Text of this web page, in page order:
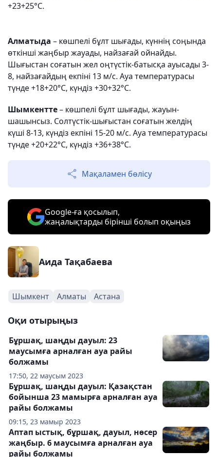
+23+25°С.
Алматыда – көшпелі бұлт шығады, күннің соңында
өткінші жаңбыр жауады, найзағай ойнайды.
Шығыстан соғатын жел оңтүстік-батысқа ауысады 3-
8, найзағайдың екпіні 13 м/с. Ауа температурасы
түнде +18+20°С, күндіз +30+32°С.
Шымкентте– көшпелі бұлт шығады, жауын-
шашынсыз. Солтүстік-шығыстан соғатын желдің
күші 8-13, күндіз екпіні 15-20 м/с. Ауа температурасы
түнде +20+22°С, күндіз +36+38°С.
Мақаламен бөлісу
Google-ға қосылып,
жаңалықтарды бірінші болып оқыңыз
Аида Тақабаева
Шымкент Алматы Астана
Оқи отырыңыз
17:50, 22 маусым 2023
Бұршақ, шаңды дауыл: 23
маусымға арналған ауа райы
болжамы
09:15, 23 мамыр 2023
Бұршақ, шаңды дауыл: Қазақстан
бойынша 23 мамырға арналған ауа
райы болжамы
Аптап ыстық, бұршақ, дауыл, нөсер
жаңбыр. 6 маусымға арналған ауа
райы болжамы